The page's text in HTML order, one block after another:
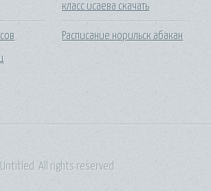
класс исаева скачать
Расписание норильск абакан
All rights reserved.